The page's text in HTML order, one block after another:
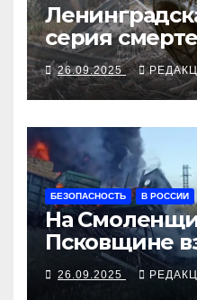
серия
26.09.2025
БЕЗОПАСНОСТЬ В РОССИИ
На
Псковщине
26.09.2025